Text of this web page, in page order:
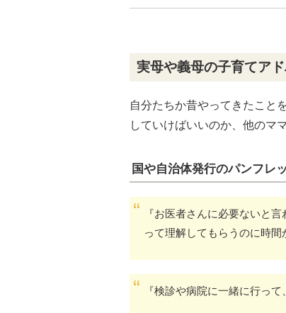
実母や義母の子育てア
自分たちか昔やってきたこと
していけばいいのか、他のマ
国や自治体発行のパンフレ
『お医者さんに必要ないと
って理解してもらうのに時間
『検診や病院に一緒に行っ